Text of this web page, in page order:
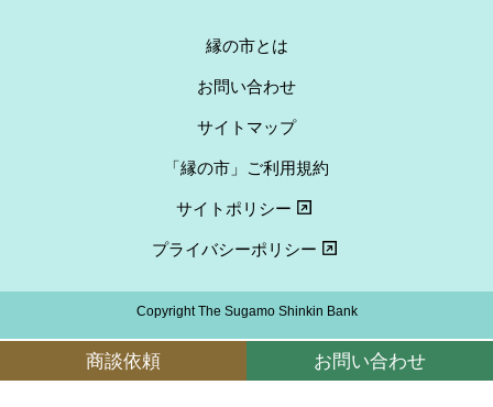
商談依頼 お問い合わせ
縁の市とは
お問い合わせ
サイトマップ
「縁の市」ご利用規約
サイトポリシー
プライバシーポリシー
Copyright The Sugamo Shinkin Bank